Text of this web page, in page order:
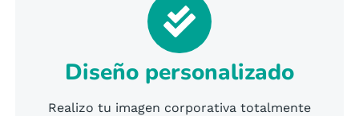
Diseño personalizado
Realizo tu imagen corporativa totalmente